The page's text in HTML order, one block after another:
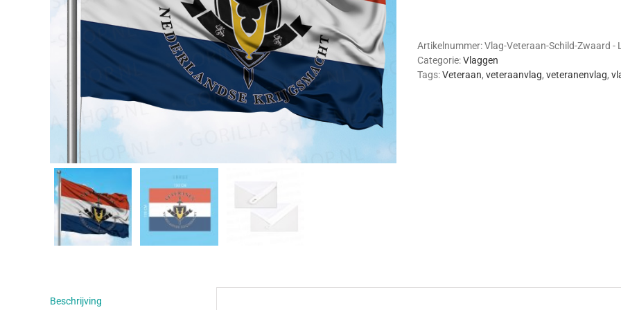
(Large)
aantal
Artikelnummer:Vlag-Veteraan-Schild-Zwaard -
Categorie:Vlaggen
Tags:Veteraan, veteraanvlag, veteranenvlag,
Beschrijving